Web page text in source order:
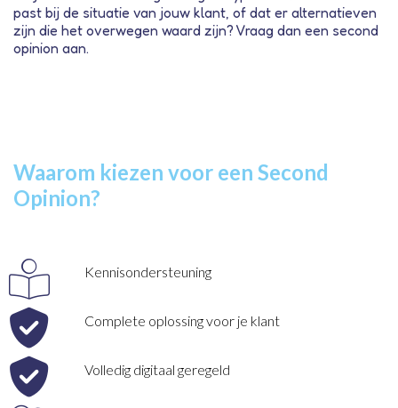
past bij de situatie van jouw klant, of dat er alternatieven
zijn die het overwegen waard zijn? Vraag dan een second
opinion aan.
Waarom kiezen voor een Second
Opinion?
Kennisondersteuning
Complete oplossing voor je klant
Volledig digitaal geregeld